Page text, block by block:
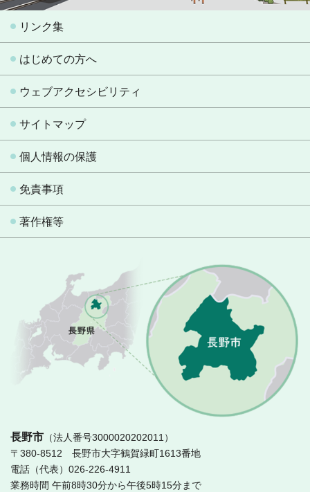
リンク集
はじめての方へ
ウェブアクセシビリティ
サイトマップ
個人情報の保護
免責事項
著作権等
長野市 （法人番号3000020202011）
〒380-8512 長野市大字鶴賀緑町1613番地
電話（代表）026-226-4911
業務時間 午前8時30分から午後5時15分まで